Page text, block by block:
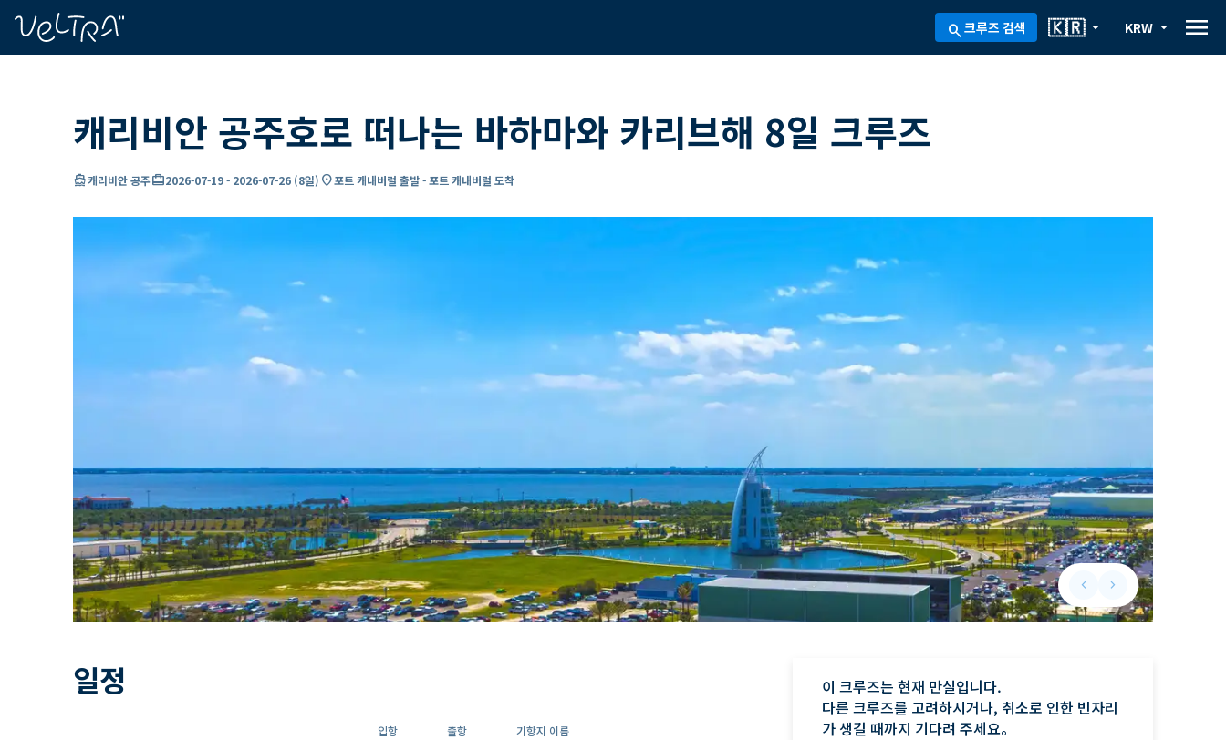
search크루즈 검색 arrow_drop_down
🇰🇷 arrow_drop_down
KRW menu
캐리비안 공주호로 떠나는 바하마와 카리브해 8일 크루즈
directions_boat캐리비안 공주card_travel2026-07-19- 2026-07-26 (8일) location_on포트 캐내버럴 출발 - 포트 캐내버럴 도착
keyboard_arrow_leftPrevious slide
keyboard_arrow_rightNext slide
일정
입항 출항 기항지 이름
이 크루즈는 현재 만실입니다.
다른 크루즈를 고려하시거나, 취소로 인한 빈자리
가 생길 때까지 기다려 주세요。